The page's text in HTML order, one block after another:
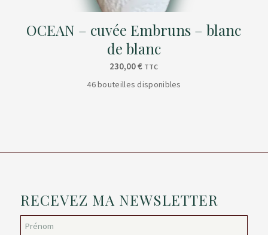
OCEAN – cuvée Embruns – blanc
de blanc
230,00€ TTC
46 bouteilles disponibles
RECEVEZ MA NEWSLETTER